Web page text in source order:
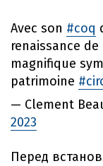
Avec son #coq
renaissance
magnifique
patrimoine
— Clement
2023
Перед